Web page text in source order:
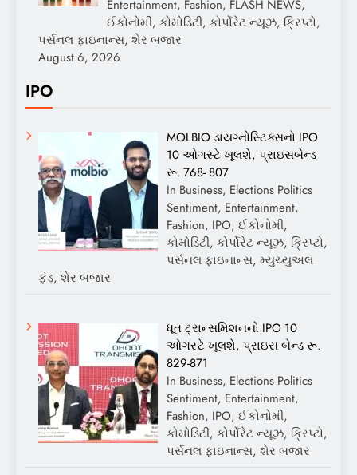
Entertainment, Fashion, FLASH NEWS,
ઈકોનોમી, કોમોડિટી, કોર્પોરેટ ન્યૂઝ, ક્રિપ્ટો,
પર્સનલ ફાઇનાન્સ, શેર બજાર
August 6, 2026
IPO
MOLBIO ડાયગ્નોસ્ટિક્સનો IPO
10 ઓગસ્ટે ખૂલશે, પ્રાઇસબેન્ડ
રૂ. 768- 807
In Business, Elections Politics
Sentiment, Entertainment,
Fashion, IPO, ઈકોનોમી,
કોમોડિટી, કોર્પોરેટ ન્યૂઝ, ક્રિપ્ટો,
પર્સનલ ફાઇનાન્સ, મ્યુચ્યુઅલ
ફંડ, શેર બજાર
ધૂત ટ્રાન્સમિશનનો IPO 10
ઓગસ્ટે ખૂલશે, પ્રાઇસ બેન્ડ રૂ.
829-871
In Business, Elections Politics
Sentiment, Entertainment,
Fashion, IPO, ઈકોનોમી,
કોમોડિટી, કોર્પોરેટ ન્યૂઝ, ક્રિપ્ટો,
પર્સનલ ફાઇનાન્સ, શેર બજાર